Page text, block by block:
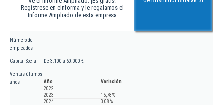
Regístrese en eInforma y le regalamos el
Informe Ampliado de esta empresa
Número de
empleados
Capital Social De 3.100 a 60.000 €
Ventas últimos
años
Año
Variación
2022
2023
15,78 %
2024
3,08 %